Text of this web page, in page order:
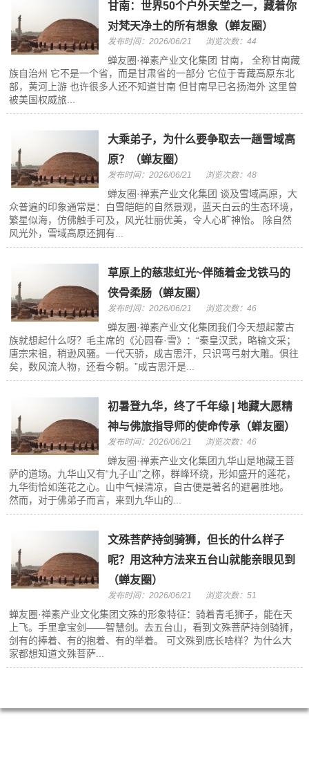
甘南：世界50个户外天堂之一，藏着你
对梵天净土的所有想象（蝉友圈）
发布时间：2026/06/21 浏览次数：44
蝉友圈·禅素产业文化集团 甘南， 全称甘南藏
族自治州 它不是一个省，而是甘肃省的一部分 它位于青藏高原东北
部，黄河上游 也许很多人还不知道甘南 但甘南早已名扬海外 这里曾
被美国权威旅...
大乘弟子，为什么要争取去一趟雪域高
原？（蝉友圈）
发布时间：2026/06/21 浏览次数：48
​蝉友圈·禅素产业文化集团 谈及雪域高原，大
众普遍的印象通常是：白雪皑皑的自然景观，蓝天白云的生态环境，
繁星似海，仿佛触手可及，风光壮丽优美，令人心旷神怡。 除自然
风光外，雪域高原还拥有...
草原上的慈悲虹光~伴随着金戈铁马的
侠骨柔肠（蝉友圈）
发布时间：2026/06/21 浏览次数：46
蝉友圈·禅素产业文化集团我们今天想起蒙古
族就想起什么呀？毛主席的《沁园春·雪》：“秦皇汉武，略输文采；
唐宗宋祖，稍逊风骚。一代天骄，成吉思汗，只识弯弓射大雕。俱往
矣，数风流人物，还看今朝。”成吉思汗是...
初暑登九华，终了千年缘 | 地藏大愿精
神与佛旅指导师的使命传承（蝉友圈）
发布时间：2026/06/21 浏览次数：46
​蝉友圈·禅素产业文化集团九华山是地藏王菩
萨的道场。九华山又有“九子山”之称，群峰环绕，形如盛开的莲花，
九华街恰如莲花之心。山中气候清凉，自古便是著名的避暑胜地。
然而，对于佛弟子而言，来到九华山的...
文殊菩萨持剑骑狮，但长的什么样子
呢？用这种方法来五台山就能亲眼见到
（蝉友圈）
发布时间：2026/06/21 浏览次数：51
蝉友圈·禅素产业文化集团文殊的形象特征：骑着青毛狮子，能在天
上飞。手里拿宝剑——智慧剑。去五台山，看到文殊菩萨持剑骑狮，
剑有的捧着、有的抱着、有的举着。 可文殊到底长啥样？为什么大
家都想知道文殊菩萨...